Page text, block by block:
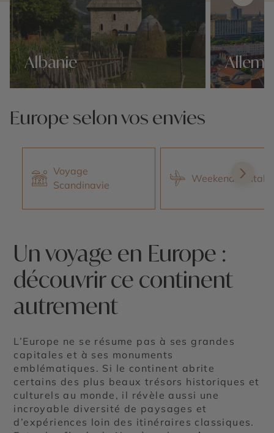
Albanie
Europe selon vos envies
Voyage
Scandinavie
Weekend en Italie
Un voyage en Europe :
découvrir ce continent
autrement
L’Europe ne se résume pas à ses grandes
capitales et à ses monuments
emblématiques. Si le continent abrite
certains des plus beaux trésors historiques et
culturels au monde, il révèle aussi une
incroyable diversité de paysages et
d’expériences loin des itinéraires classiques.